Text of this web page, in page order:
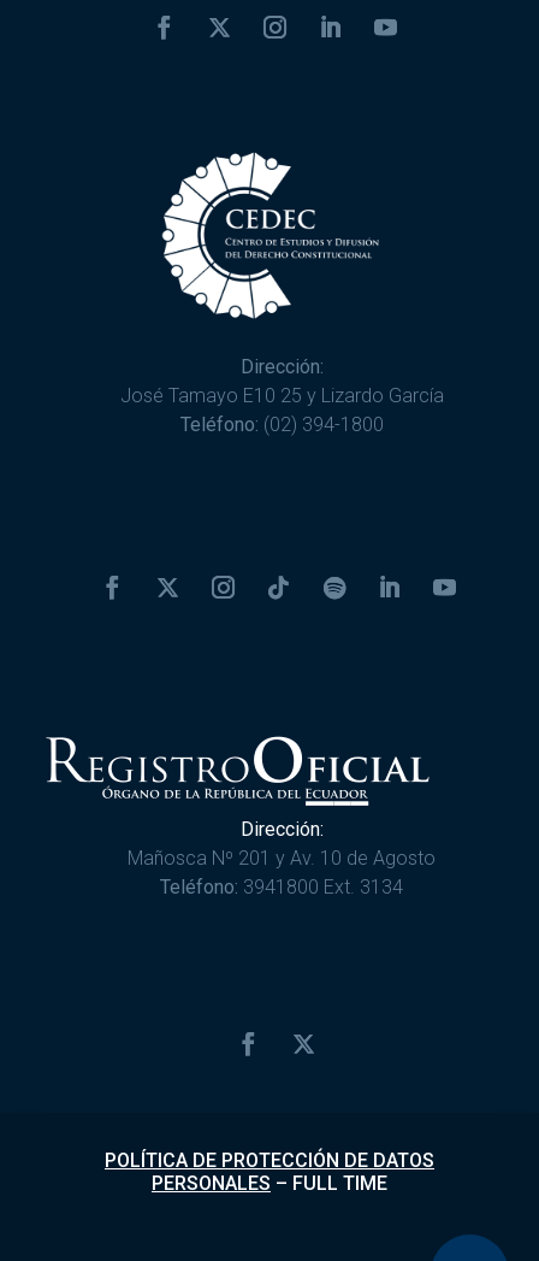
Dirección:
José Tamayo E10 25 y Lizardo García
Teléfono: (02) 394-1800
Dirección:
Mañosca Nº 201 y Av. 10 de Agosto
Teléfono: 3941800 Ext. 3134
POLÍTICA DE PROTECCIÓN DE DATOS
PERSONALES – FULL TIME